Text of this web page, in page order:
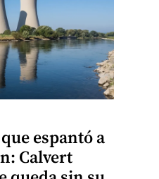
espantó a
Calvert